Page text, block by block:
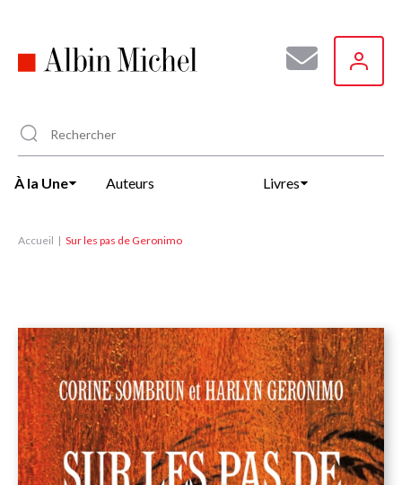
principal
À la Une Auteurs Livres
Accueil Sur les pas de Geronimo